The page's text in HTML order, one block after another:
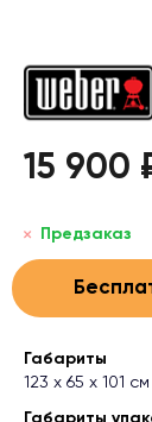
15 900
Предзаказ
Габариты
123 х 65 х 101 см
Габариты